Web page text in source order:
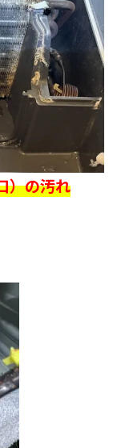
）の汚れ